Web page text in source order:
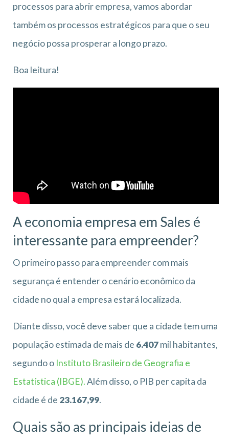
processos para abrir empresa, vamos abordar
também os processos estratégicos para que o seu
negócio possa prosperar a longo prazo.
Boa leitura!
A economia empresa em Sales é
interessante para empreender?
O primeiro passo para empreender com mais
segurança é entender o cenário econômico da
cidade no qual a empresa estará localizada.
Diante disso, você deve saber que a cidade tem uma
população estimada de mais de 6.407mil habitantes,
segundo o Instituto Brasileiro de Geografia e
Estatística (IBGE).Além disso, o PIB per capita da
cidade é de 23.167,99.
Quais são as principais ideias de